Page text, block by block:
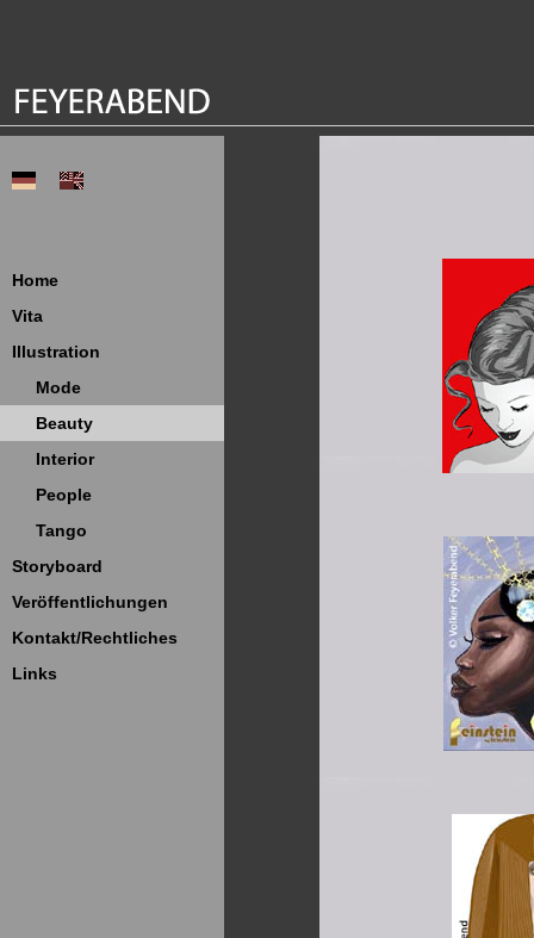
Home
Vita
Illustration
Mode
Beauty
Interior
People
Tango
Storyboard
Veröffentlichungen
Kontakt/Rechtliches
Links